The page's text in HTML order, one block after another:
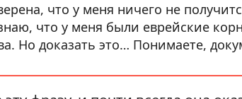
что у меня ничего не
что у меня были еврейские
Но доказать это… Понимаете,